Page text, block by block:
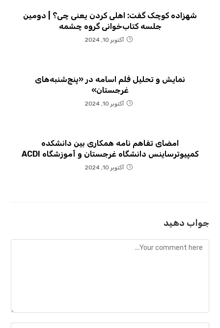
شهزاده کوچک گفت: اهلی کردن یعنی چی؟ | دومین
جلسه کتاب‌خوانی گروه چشمه
آکتوبر 10, 2024
نمایش و تحلیل فلم اسامه در «پنج‌شنبه‌های
غرجستان»
آکتوبر 10, 2024
امضای تفاهم نامه همکاری بین دانشکده
کمپیوترساینس دانشگاه غرجستان و آموزشگاه ACDI
آکتوبر 10, 2024
جواب دهید